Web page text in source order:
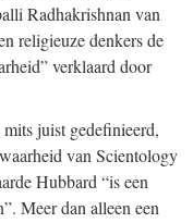
Radhakrishnan van
religieuze denkers de
verklaard door
juist gedefinieerd,
van Scientology
Hubbard “is een
Meer dan alleen een